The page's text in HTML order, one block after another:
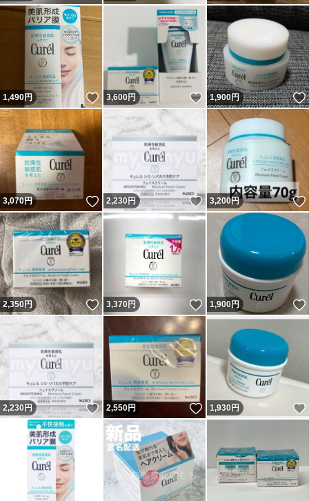
1,490円 いいね！
3,600円 いいね！
1,900円
3,070円 いいね！
2,230円 いいね！
3,200円
2,350円 いいね！
3,370円 いいね！
1,900円
2,230円 いいね！
2,550円 いいね！
1,930円